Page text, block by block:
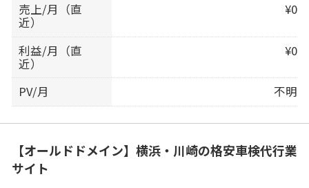
売上/月（直
近）
¥0
利益/月（直
近）
¥0
PV/月 不明
【オールドドメイン】横浜・川崎の格安車検代行業
サイト